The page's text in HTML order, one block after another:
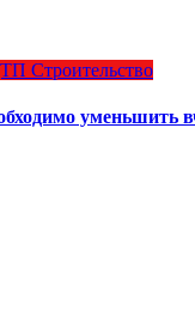
Строительство
уменьшить